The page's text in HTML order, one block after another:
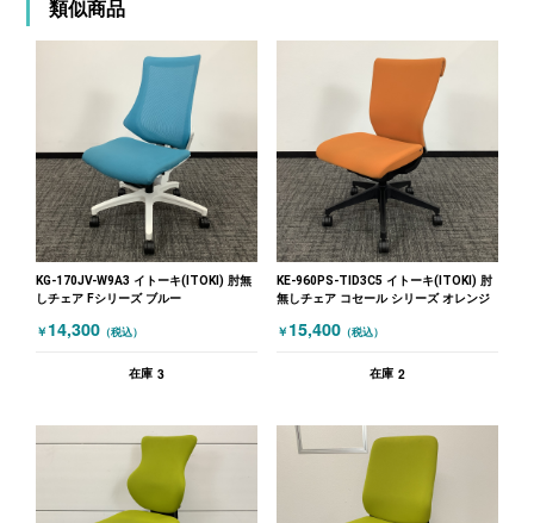
類似商品
KG-170JV-W9A3 イトーキ(ITOKI) 肘無
しチェア Fシリーズ ブルー
￥ 14,300 （税込）
在庫 3
KE-960PS-TID3C5 イトーキ(ITOKI) 肘
無しチェア コセール シリーズ オレンジ
￥ 15,400 （税込）
在庫 2